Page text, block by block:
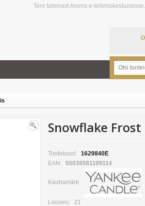
Tere tulemast Aroma e-tellimiskeskusesse.
Snowflake
Tootekood:
1629840E
EAN:
05038581109114
Kaubamärk:
Laoseis:
21